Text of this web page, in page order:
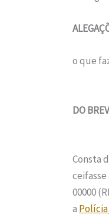
o que
DO
Consta
00000
a Polícia